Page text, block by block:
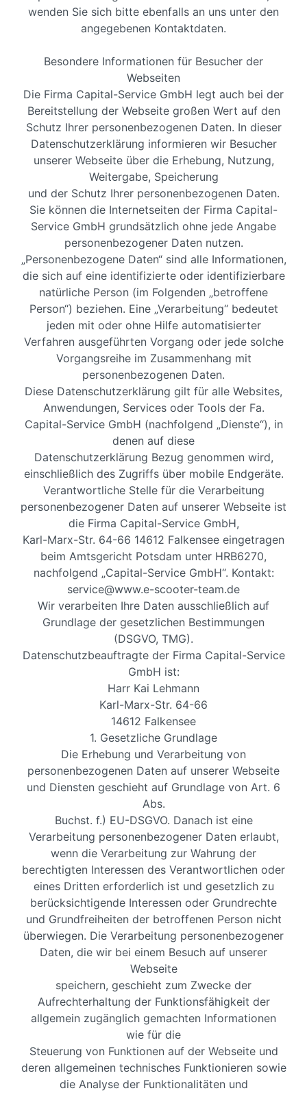
wenden Sie sich bitte ebenfalls an uns unter den
angegebenen Kontaktdaten.
Besondere Informationen für Besucher der
Webseiten
Die Firma Capital-Service GmbH legt auch bei der
Bereitstellung der Webseite großen Wert auf den
Schutz Ihrer personenbezogenen Daten. In dieser
Datenschutzerklärung informieren wir Besucher
unserer Webseite über die Erhebung, Nutzung,
Weitergabe, Speicherung
und der Schutz Ihrer personenbezogenen Daten.
Sie können die Internetseiten der Firma Capital-
Service GmbH grundsätzlich ohne jede Angabe
personenbezogener Daten nutzen.
„Personenbezogene Daten“ sind alle Informationen,
die sich auf eine identifizierte oder identifizierbare
natürliche Person (im Folgenden „betroffene
Person“) beziehen. Eine „Verarbeitung“ bedeutet
jeden mit oder ohne Hilfe automatisierter
Verfahren ausgeführten Vorgang oder jede solche
Vorgangsreihe im Zusammenhang mit
personenbezogenen Daten.
Diese Datenschutzerklärung gilt für alle Websites,
Anwendungen, Services oder Tools der Fa.
Capital-Service GmbH (nachfolgend „Dienste“), in
denen auf diese
Datenschutzerklärung Bezug genommen wird,
einschließlich des Zugriffs über mobile Endgeräte.
Verantwortliche Stelle für die Verarbeitung
personenbezogener Daten auf unserer Webseite ist
die Firma Capital-Service GmbH,
Karl-Marx-Str. 64-66 14612 Falkensee eingetragen
beim Amtsgericht Potsdam unter HRB6270,
nachfolgend „Capital-Service GmbH“. Kontakt:
service@www.e-scooter-team.de
Wir verarbeiten Ihre Daten ausschließlich auf
Grundlage der gesetzlichen Bestimmungen
(DSGVO, TMG).
Datenschutzbeauftragte der Firma Capital-Service
GmbH ist:
Harr Kai Lehmann
Karl-Marx-Str. 64-66
14612 Falkensee
1. Gesetzliche Grundlage
Die Erhebung und Verarbeitung von
personenbezogenen Daten auf unserer Webseite
und Diensten geschieht auf Grundlage von Art. 6
Abs.
Buchst. f.) EU-DSGVO. Danach ist eine
Verarbeitung personenbezogener Daten erlaubt,
wenn die Verarbeitung zur Wahrung der
berechtigten Interessen des Verantwortlichen oder
eines Dritten erforderlich ist und gesetzlich zu
berücksichtigende Interessen oder Grundrechte
und Grundfreiheiten der betroffenen Person nicht
überwiegen. Die Verarbeitung personenbezogener
Daten, die wir bei einem Besuch auf unserer
Webseite
speichern, geschieht zum Zwecke der
Aufrechterhaltung der Funktionsfähigkeit der
allgemein zugänglich gemachten Informationen
wie für die
Steuerung von Funktionen auf der Webseite und
deren allgemeinen technisches Funktionieren sowie
die Analyse der Funktionalitäten und